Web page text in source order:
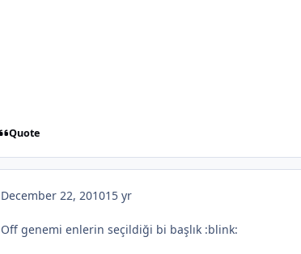
Quote
December 22, 201015 yr
Off genemi enlerin seçildiği bi başlık :blink: